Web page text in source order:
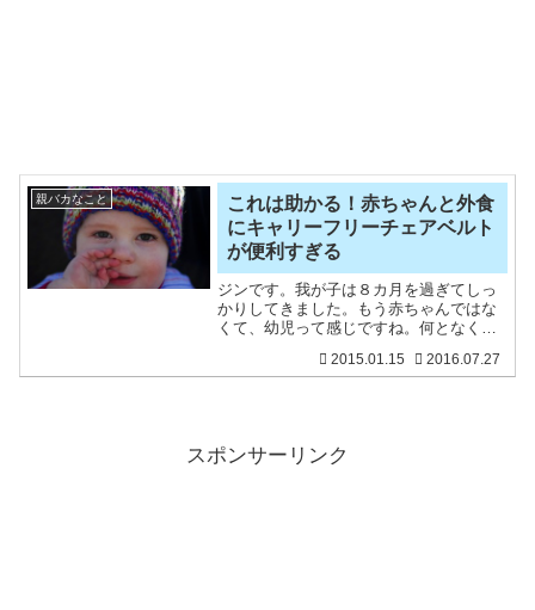
親バカなこと
これは助かる！赤ちゃんと外食
にキャリーフリーチェアベルト
が便利すぎる
ジンです。我が子は８カ月を過ぎてしっ
かりしてきました。もう赤ちゃんではな
くて、幼児って感じですね。何となくさ
て、赤ちゃんの首が座りだすと外食する
2015.01.15 2016.07.27
スポンサーリンク